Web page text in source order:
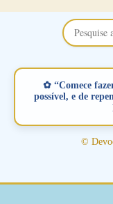
maravilhosos cartões
esta abençoada
vamos juntos formar
verdadeiro, ou que
amoroso, creia na
Santo Antonio! Tenha
junto a Jesus! Fique
de Nossa Senhora.
✿ “Comece
possível, e de
©